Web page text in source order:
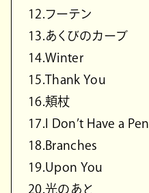
12.フーテン
13.あくびのカーブ
14.Winter
15.Thank You
16.頬杖
17.I Don’t Have a Pen
18.Branches
19.Upon You
20.光のあと